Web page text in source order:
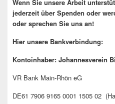
Wenn Sie unsere Arbeit
jederzeit über Spenden oder
oder sprechen Sie uns an!
Hier unsere Bankverbindung:
Kontoinhaber: Johannesverein
VR Bank Main-Rhön eG
DE61 7906 9165 0001 1505 02